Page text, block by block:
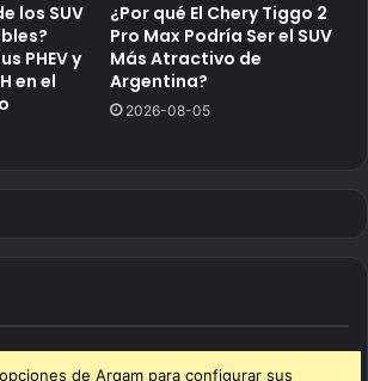
los SUV
PHEV y
en el
¿Por qué El Chery Tiggo 2
Pro Max Podría Ser el SUV
Más Atractivo de
Argentina?
2026-08-05
de Arqam para configurar sus